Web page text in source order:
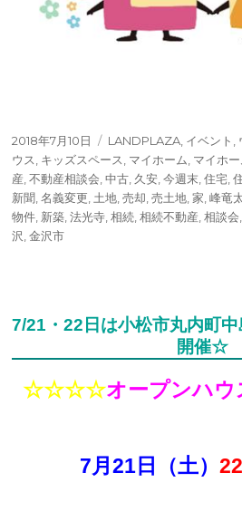
投
稿
日:
2018年7月10日
タ
グ
LANDPLAZA イベント
ウス キッズスペース マイホーム マイホ
産 ,不動産相談会 ,中古 久安 ,今週末 ,住宅 ,
新聞 ,名義変更 土地 ,売却 ,売土地 ,家 ,峰竜
物件 新築 ,法光寺 ,相続 ,相続不動産 ,相談会
沢 ,金沢市
7/21・22日は小松市丸内町
開催☆
☆☆☆☆オープンハウ
7月21日（土）